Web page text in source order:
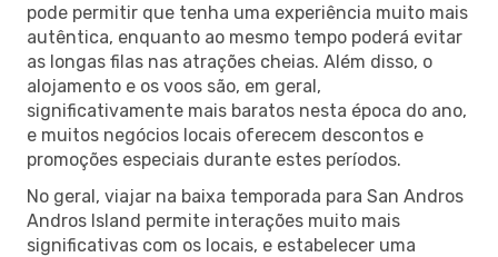
pode permitir que tenha uma experiência muito mais
autêntica, enquanto ao mesmo tempo poderá evitar
as longas filas nas atrações cheias. Além disso, o
alojamento e os voos são, em geral,
significativamente mais baratos nesta época do ano,
e muitos negócios locais oferecem descontos e
promoções especiais durante estes períodos.
No geral, viajar na baixa temporada para San Andros
Andros Island permite interações muito mais
significativas com os locais, e estabelecer uma